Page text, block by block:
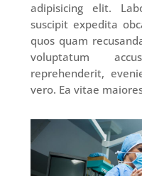
adipisicing elit.
suscipit expedita
quos quam
voluptatum
reprehenderit,
vero. Ea vitae